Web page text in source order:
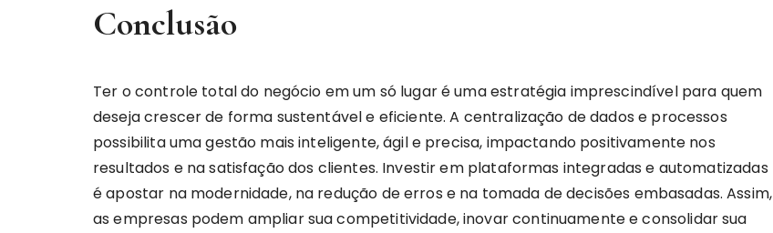
Conclusão
Ter o controle total do negócio em um só lugar é uma estratégia imprescindível para quem
deseja crescer de forma sustentável e eficiente. A centralização de dados e processos
possibilita uma gestão mais inteligente, ágil e precisa, impactando positivamente nos
resultados e na satisfação dos clientes. Investir em plataformas integradas e automatizadas
é apostar na modernidade, na redução de erros e na tomada de decisões embasadas. Assim,
as empresas podem ampliar sua competitividade, inovar continuamente e consolidar sua